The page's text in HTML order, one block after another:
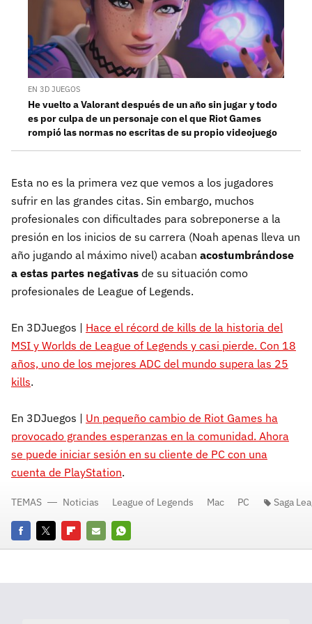
EN 3D JUEGOS
He vuelto a Valorant después de un año sin jugar y todo
es por culpa de un personaje con el que Riot Games
rompió las normas no escritas de su propio videojuego
Esta no es la primera vez que vemos a los jugadores
sufrir en las grandes citas. Sin embargo, muchos
profesionales con dificultades para sobreponerse a la
presión en los inicios de su carrera (Noah apenas lleva un
año jugando al máximo nivel) acaban acostumbrándose
a estas partes negativas de su situación como
profesionales de League of Legends.
En 3DJuegos | Hace el récord de kills de la historia del
MSI y Worlds de League of Legends y casi pierde. Con 18
años, uno de los mejores ADC del mundo supera las 25
kills.
En 3DJuegos | Un pequeño cambio de Riot Games ha
provocado grandes esperanzas en la comunidad. Ahora
se puede iniciar sesión en su cliente de PC con una
cuenta de PlayStation.
FacebookTwitterFlipboard
E-
Whatsapp
TEMAS Noticias League of Legends Mac PC Saga